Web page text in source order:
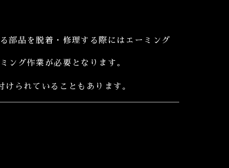
部品を脱着・修理する際にはエーミング
ング作業が必要となります。
られていることもあります。